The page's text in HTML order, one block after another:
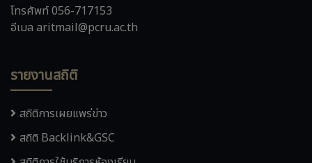
โทรศัพท์ 056-717153
อีเมล aritmail@pcru.ac.th
รายงานสถิติ
สถิติการเผยแพร่ข่าว
สถิติ Backlink&GSC